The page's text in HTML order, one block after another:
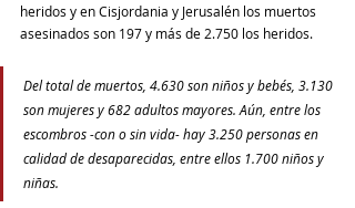
heridos y en Cisjordania y Jerusalén los muertos
asesinados son 197 y más de 2.750 los heridos.
Del total de muertos, 4.630 son niños y bebés, 3.130
son mujeres y 682 adultos mayores. Aún, entre los
escombros -con o sin vida- hay 3.250 personas en
calidad de desaparecidas, entre ellos 1.700 niños y
niñas.